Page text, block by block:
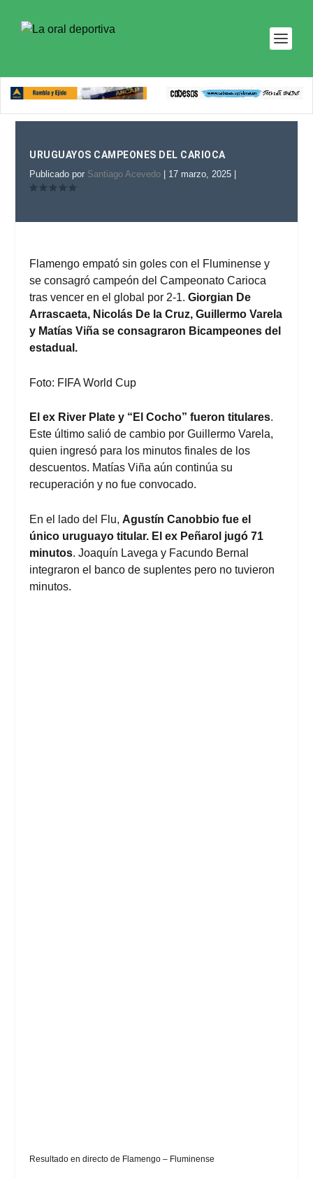
URUGUAYOS CAMPEONES DEL CARIOCA
Publicado por Santiago Acevedo 17 marzo, 2025
Flamengo empató sin goles con el Fluminense y
se consagró campeón del Campeonato Carioca
tras vencer en el global por 2-1.Giorgian De
Arrascaeta, Nicolás De la Cruz, Guillermo Varela
y Matías Viña se consagraron Bicampeones del
estadual.
Foto: FIFA World Cup
El ex River Plate y “El Cocho” fueron titulares.
Este último salió de cambio por Guillermo Varela,
quien ingresó para los minutos finales de los
descuentos. Matías Viña aún continúa su
recuperación y no fue convocado.
En el lado del Flu, Agustín Canobbio fue el
único uruguayo titular. El ex Peñarol jugó 71
minutos. Joaquín Lavega y Facundo Bernal
integraron el banco de suplentes pero no tuvieron
minutos.
Resultado en directo de Flamengo – Fluminense